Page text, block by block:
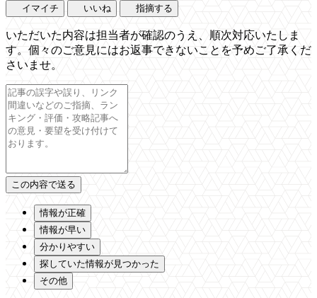
イマイチ いいね 指摘する
いただいた内容は担当者が確認のうえ、順次対応いたしま
す。個々のご意見にはお返事できないことを予めご了承くだ
さいませ。
情報が正確
情報が早い
分かりやすい
探していた情報が見つかった
その他